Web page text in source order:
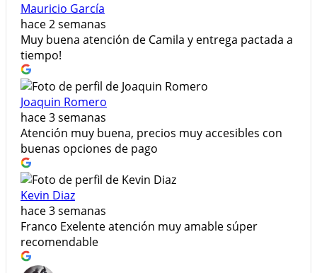
Mauricio García
hace 2 semanas
Muy buena atención de Camila y entrega pactada a
tiempo!
Joaquin Romero
hace 3 semanas
Atención muy buena, precios muy accesibles con
buenas opciones de pago
Kevin Diaz
hace 3 semanas
Franco Exelente atención muy amable súper
recomendable